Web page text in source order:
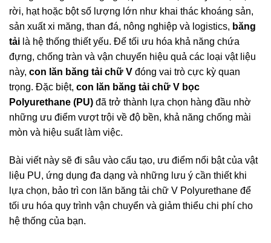
rời, hạt hoặc bột số lượng lớn như khai thác khoáng sản,
sản xuất xi măng, than đá, nông nghiệp và logistics, băng
tải là hệ thống thiết yếu. Để tối ưu hóa khả năng chứa
đựng, chống tràn và vận chuyển hiệu quả các loại vật liệu
này, con lăn băng tải chữ V đóng vai trò cực kỳ quan
trọng. Đặc biệt, con lăn băng tải chữ V bọc
Polyurethane (PU) đã trở thành lựa chọn hàng đầu nhờ
những ưu điểm vượt trội về độ bền, khả năng chống mài
mòn và hiệu suất làm việc.
Bài viết này sẽ đi sâu vào cấu tạo, ưu điểm nổi bật của vật
liệu PU, ứng dụng đa dạng và những lưu ý cần thiết khi
lựa chọn, bảo trì con lăn băng tải chữ V Polyurethane để
tối ưu hóa quy trình vận chuyển và giảm thiểu chi phí cho
hệ thống của bạn.